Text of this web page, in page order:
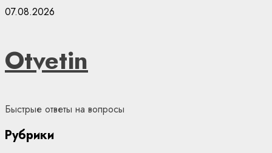
Skip
07.08.2026
Otvetin
Быстрые ответы на вопросы
Рубрики